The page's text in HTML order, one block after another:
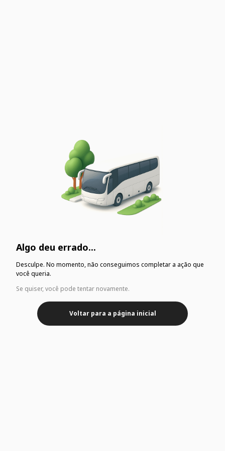
Algo deu errado...
Desculpe. No momento, não conseguimos completar a ação que
você queria.
Se quiser, você pode tentar novamente.
Voltar para a página inicial